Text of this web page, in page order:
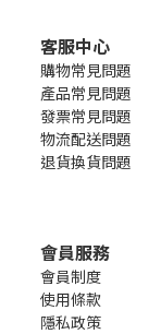
客服中心
購物常見問題
產品常見問題
發票常見問題
物流配送問題
退貨換貨問題
會員服務
會員制度
使用條款
隱私政策